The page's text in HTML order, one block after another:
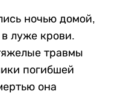
ночью домой,
луже крови.
травмы
погибшей
она